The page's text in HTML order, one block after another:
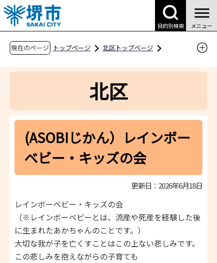
こ
の
ペ
目的別検索 メニュー
現在のページ トップページ
北区トップページ
イベント・講座
(ASOBIじかん）レインボーベビー・キッズの会
北区
(ASOBIじかん）レインボー
ベビー・キッズの会
更新日：2026年6月18日
レインボーベビー・キッズの会
（※レインボーベビーとは、流産や死産を経験した後
に生まれたあかちゃんのことです。）
大切な我が子を亡くすことはこの上ない悲しみです。
この悲しみを抱えながらの子育ても